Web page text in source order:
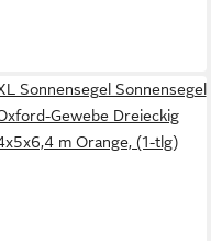
Sonnensegel Sonnensegel
Gewebe Dreieckig
m Orange, (1-tlg)